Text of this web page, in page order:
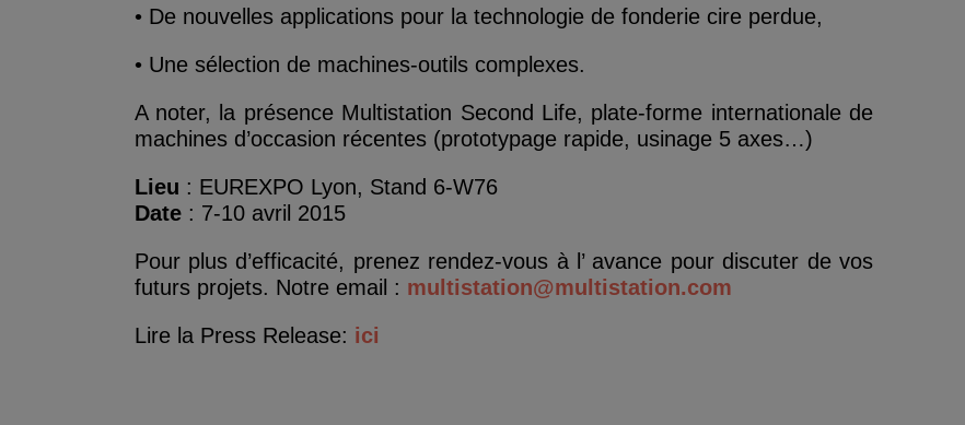
• De nouvelles applications pour la technologie de fonderie cire perdue,
• Une sélection de machines-outils complexes.
A noter, la présence Multistation Second Life, plate-forme internationale de
machines d’occasion récentes (prototypage rapide, usinage 5 axes…)
Lieu : EUREXPO Lyon, Stand 6-W76
Date : 7-10 avril 2015
Pour plus d’efficacité, prenez rendez-vous à l’ avance pour discuter de vos
futurs projets. Notre email : multistation@multistation.com
Lire la Press Release: ici